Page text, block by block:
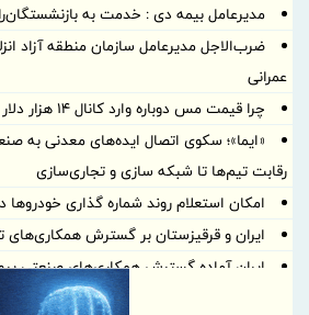
مدیرعامل بیمه دی : خدمت به
ضرب‌الاجل مدیرعامل سازمان منطقه آزاد
عمرانی
چرا قیمت مس دوباره وارد کانال ۱۴ هزار دلار شد
«ایما»؛ سکوی اتصال ایده‌های معدنی به
رقابت تیم‌ها تا شبکه سازی و تجاری‌سازی
امکان استعلام روند شماره گذاری خودروها
ایران و قرقیزستان بر گسترش همکاری‌های
ایران آماده گسترش همکاری‌های صنعتی